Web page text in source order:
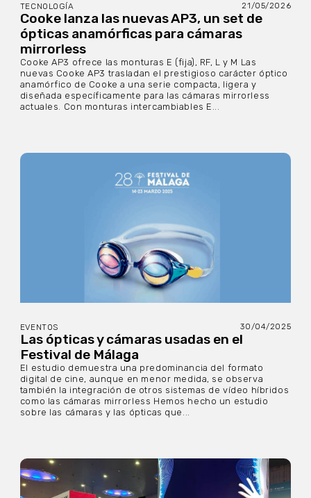
TECNOLOGÍA 21/05/2026
Cooke lanza las nuevas AP3, un set de
ópticas anamórficas para cámaras
mirrorless
Cooke AP3 ofrece las monturas E (fija), RF, L y M Las
nuevas Cooke AP3 trasladan el prestigioso carácter óptico
anamórfico de Cooke a una serie compacta, ligera y
diseñada específicamente para las cámaras mirrorless
actuales. Con monturas intercambiables E...
EVENTOS 30/04/2025
Las ópticas y cámaras usadas en el
Festival de Málaga
El estudio demuestra una predominancia del formato
digital de cine, aunque en menor medida, se observa
también la integración de otros sistemas de vídeo híbridos
como las cámaras mirrorless Hemos hecho un estudio
sobre las cámaras y las ópticas que...